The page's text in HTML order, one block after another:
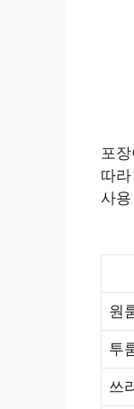
포
따
사
원
투
쓰